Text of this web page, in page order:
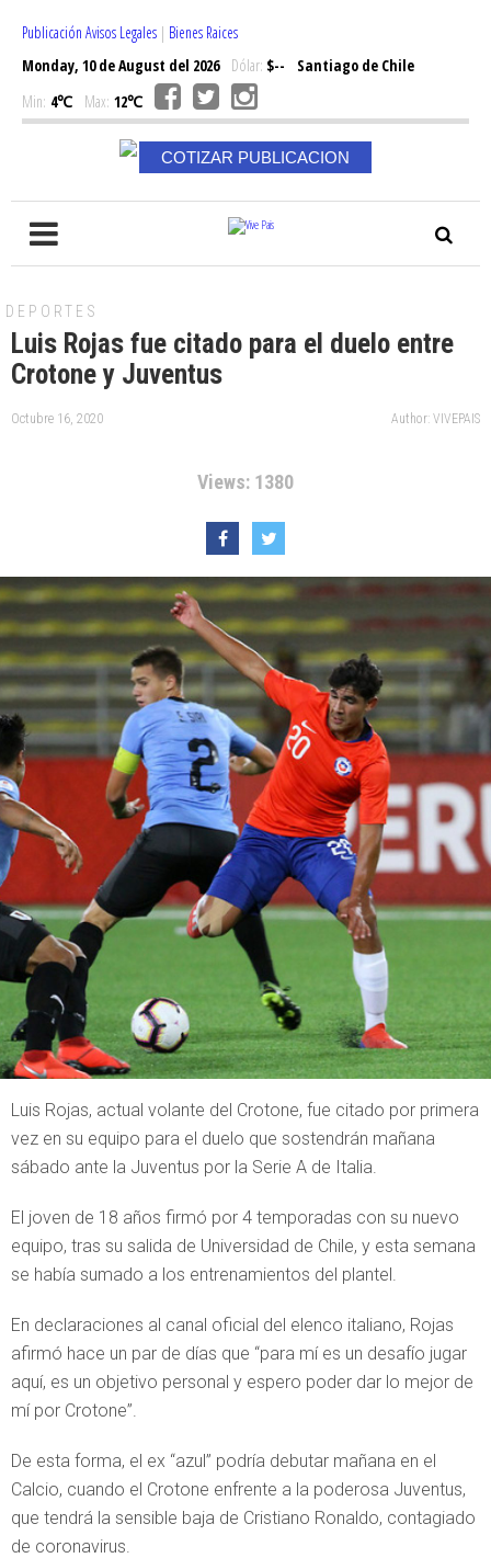
Publicación Avisos Legales | Bienes Raices
Monday, 10 de August del 2026Dólar: $--
Santiago de Chile
Min: 4℃ Max: 12℃
COTIZAR PUBLICACION
DEPORTES
Luis Rojas fue citado para el duelo entre
Crotone y Juventus
Octubre 16, 2020 Author: VIVEPAIS
Views: 1380
Luis Rojas, actual volante del Crotone, fue citado por primera
vez en su equipo para el duelo que sostendrán mañana
sábado ante la Juventus por la Serie A de Italia.
El joven de 18 años firmó por 4 temporadas con su nuevo
equipo, tras su salida de Universidad de Chile, y esta semana
se había sumado a los entrenamientos del plantel.
En declaraciones al canal oficial del elenco italiano, Rojas
afirmó hace un par de días que “para mí es un desafío jugar
aquí, es un objetivo personal y espero poder dar lo mejor de
mí por Crotone”.
De esta forma, el ex “azul” podría debutar mañana en el
Calcio, cuando el Crotone enfrente a la poderosa Juventus,
que tendrá la sensible baja de Cristiano Ronaldo, contagiado
de coronavirus.